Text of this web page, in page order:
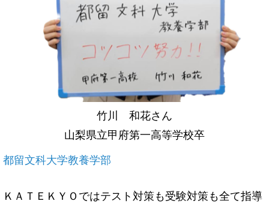
竹川 和花さん
山梨県立甲府第一高等学校卒
都留文科大学教養学部
ＫＡＴＥＫＹＯではテスト対策も受験対策も全て指導